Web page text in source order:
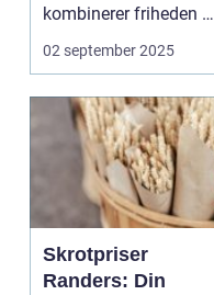
kombinerer friheden på
to hjul med no...
02 september 2025
Skrotpriser
Randers: Din